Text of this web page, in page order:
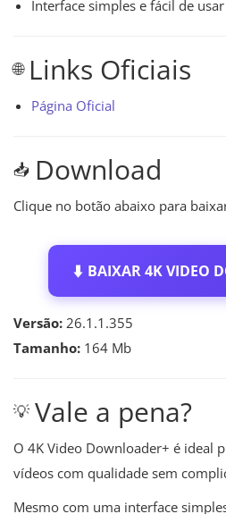
Interface simples e fácil de usar
🌐 Links Oficiais
Página Oficial
📥 Download
Clique no botão abaixo para
⬇️ BAIXAR 4K VIDEO
Versão: 26.1.1.355
Tamanho: 164 Mb
💡 Vale a pena?
O 4K Video Downloader+ é ideal
vídeos com qualidade sem
Mesmo com uma interface